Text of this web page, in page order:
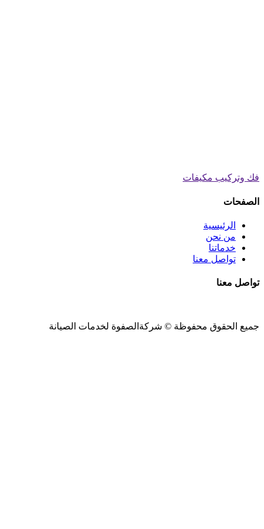
فك وتركيب مكيفات
الصفحات
الرئيسية
من نحن
خدماتنا
تواصل معنا
تواصل معنا
جميع الحقوق محفوظة © شركةالصفوة لخدمات الصيانة